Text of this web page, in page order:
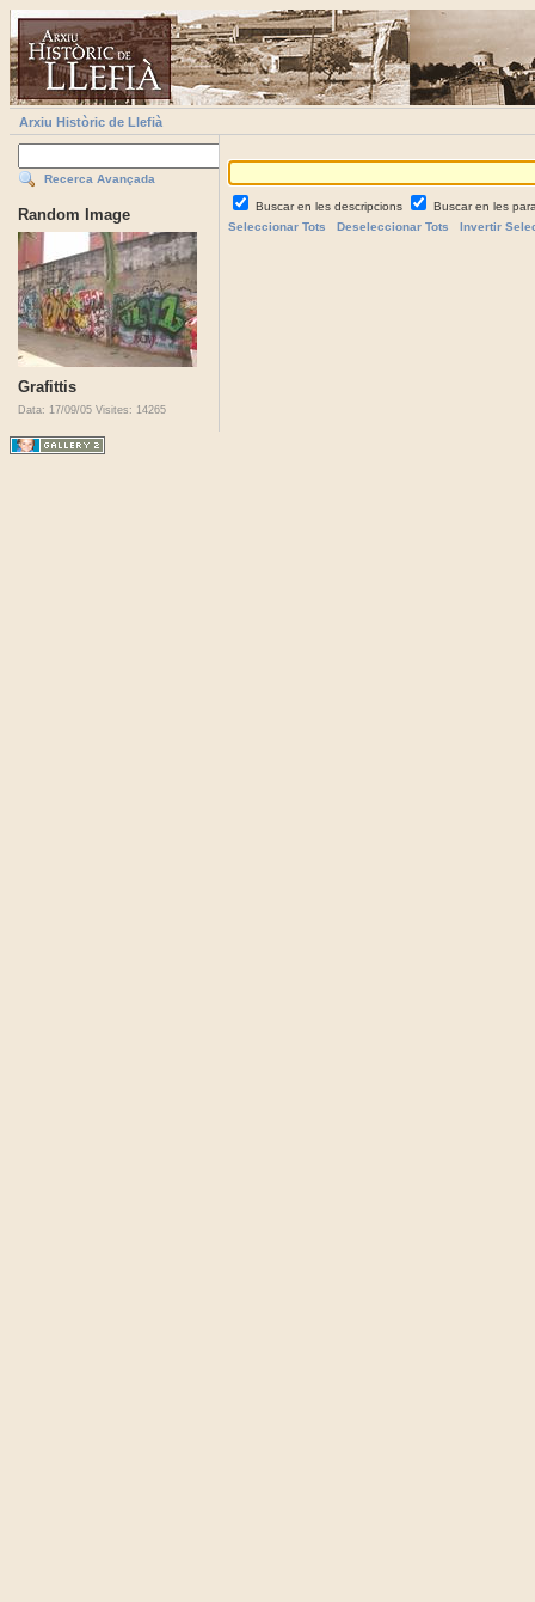
Arxiu Històric de Llefià
Recerca Avançada
Random Image
Grafittis
Data: 17/09/05 Visites: 14265
Buscar en les descripcions
Buscar en les
Seleccionar Tots
Deseleccionar Tots Invertir